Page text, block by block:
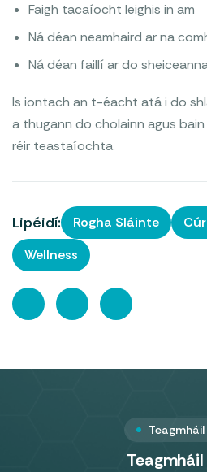
Faigh tacaíocht leighis in am
Ná déan neamhaird ar na
Ná déan faillí ar do
Is iontach an t-éacht atá i do
a thugann do cholainn agus
réir teastaíochta.
Lipéidí: Rogha Sláinte
Wellness
Teagmháil
Teagmháil